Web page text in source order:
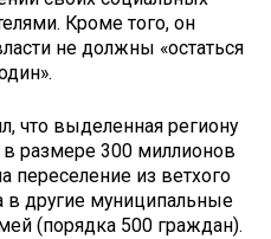
Кроме того, он
не должны «остаться
что выделенная региону
размере 300 миллионов
переселение из ветхого
другие муниципальные
(порядка 500 граждан).